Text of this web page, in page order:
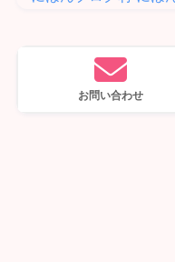
お問い合わせ